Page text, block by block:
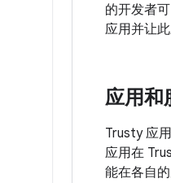
的开发者
应用并让
应用和
Trusty 应
应用在
能在各自